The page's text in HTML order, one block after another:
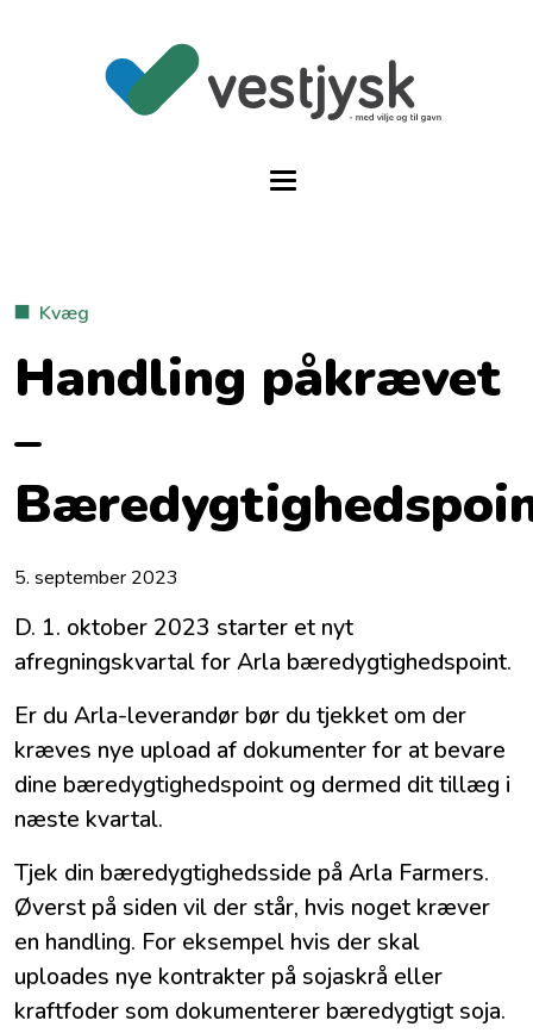
Kvæg
Handling påkrævet
–
5. september 2023
D. 1. oktober 2023 starter et nyt
afregningskvartal for Arla bæredygtighedspoint.
Er du Arla-leverandør bør du tjekket om der
kræves nye upload af dokumenter for at bevare
dine bæredygtighedspoint og dermed dit tillæg i
næste kvartal.
Tjek din bæredygtighedsside på Arla Farmers.
Øverst på siden vil der står, hvis noget kræver
en handling. For eksempel hvis der skal
uploades nye kontrakter på sojaskrå eller
kraftfoder som dokumenterer bæredygtigt soja.